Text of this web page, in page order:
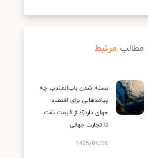
مطالب مرتبط
بسته شدن باب‌المندب چه
پیامدهایی برای اقتصاد
جهان دارد؟؛ از قیمت نفت
تا تجارت جهانی
1405/04/28